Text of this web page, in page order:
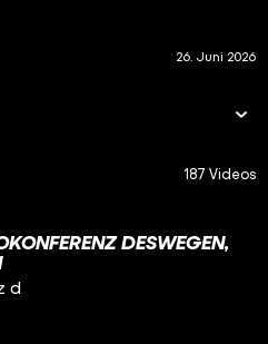
26. Juni 2026
187 Videos
DESWEGEN,
d